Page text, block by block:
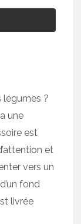
légumes ?
une
est
et
vers un
fond
livrée